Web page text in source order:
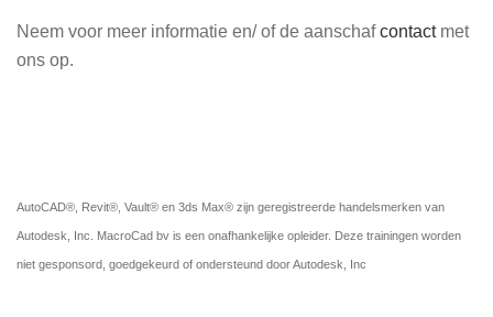
Neem voor meer informatie en/ of de aanschafcontactmet
ons op.
AutoCAD®, Revit®, Vault® en 3ds Max® zijn geregistreerde handelsmerken van
Autodesk, Inc. MacroCad bv is een onafhankelijke opleider. Deze trainingen worden
niet gesponsord, goedgekeurd of ondersteund door Autodesk, Inc